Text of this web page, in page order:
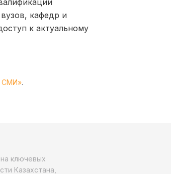
кафедр и
к актуальному
СМИ».
ключевых
Казахстана,